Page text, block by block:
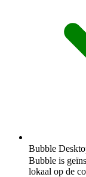
Bubble
Bubble is
lokaal op de